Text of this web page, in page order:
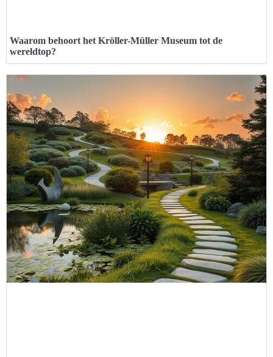
Waarom behoort het Kröller-Müller Museum tot de
wereldtop?